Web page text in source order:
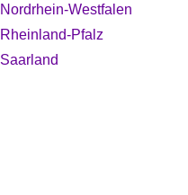
Nordrhein-Westfalen
Rheinland-Pfalz
Saarland